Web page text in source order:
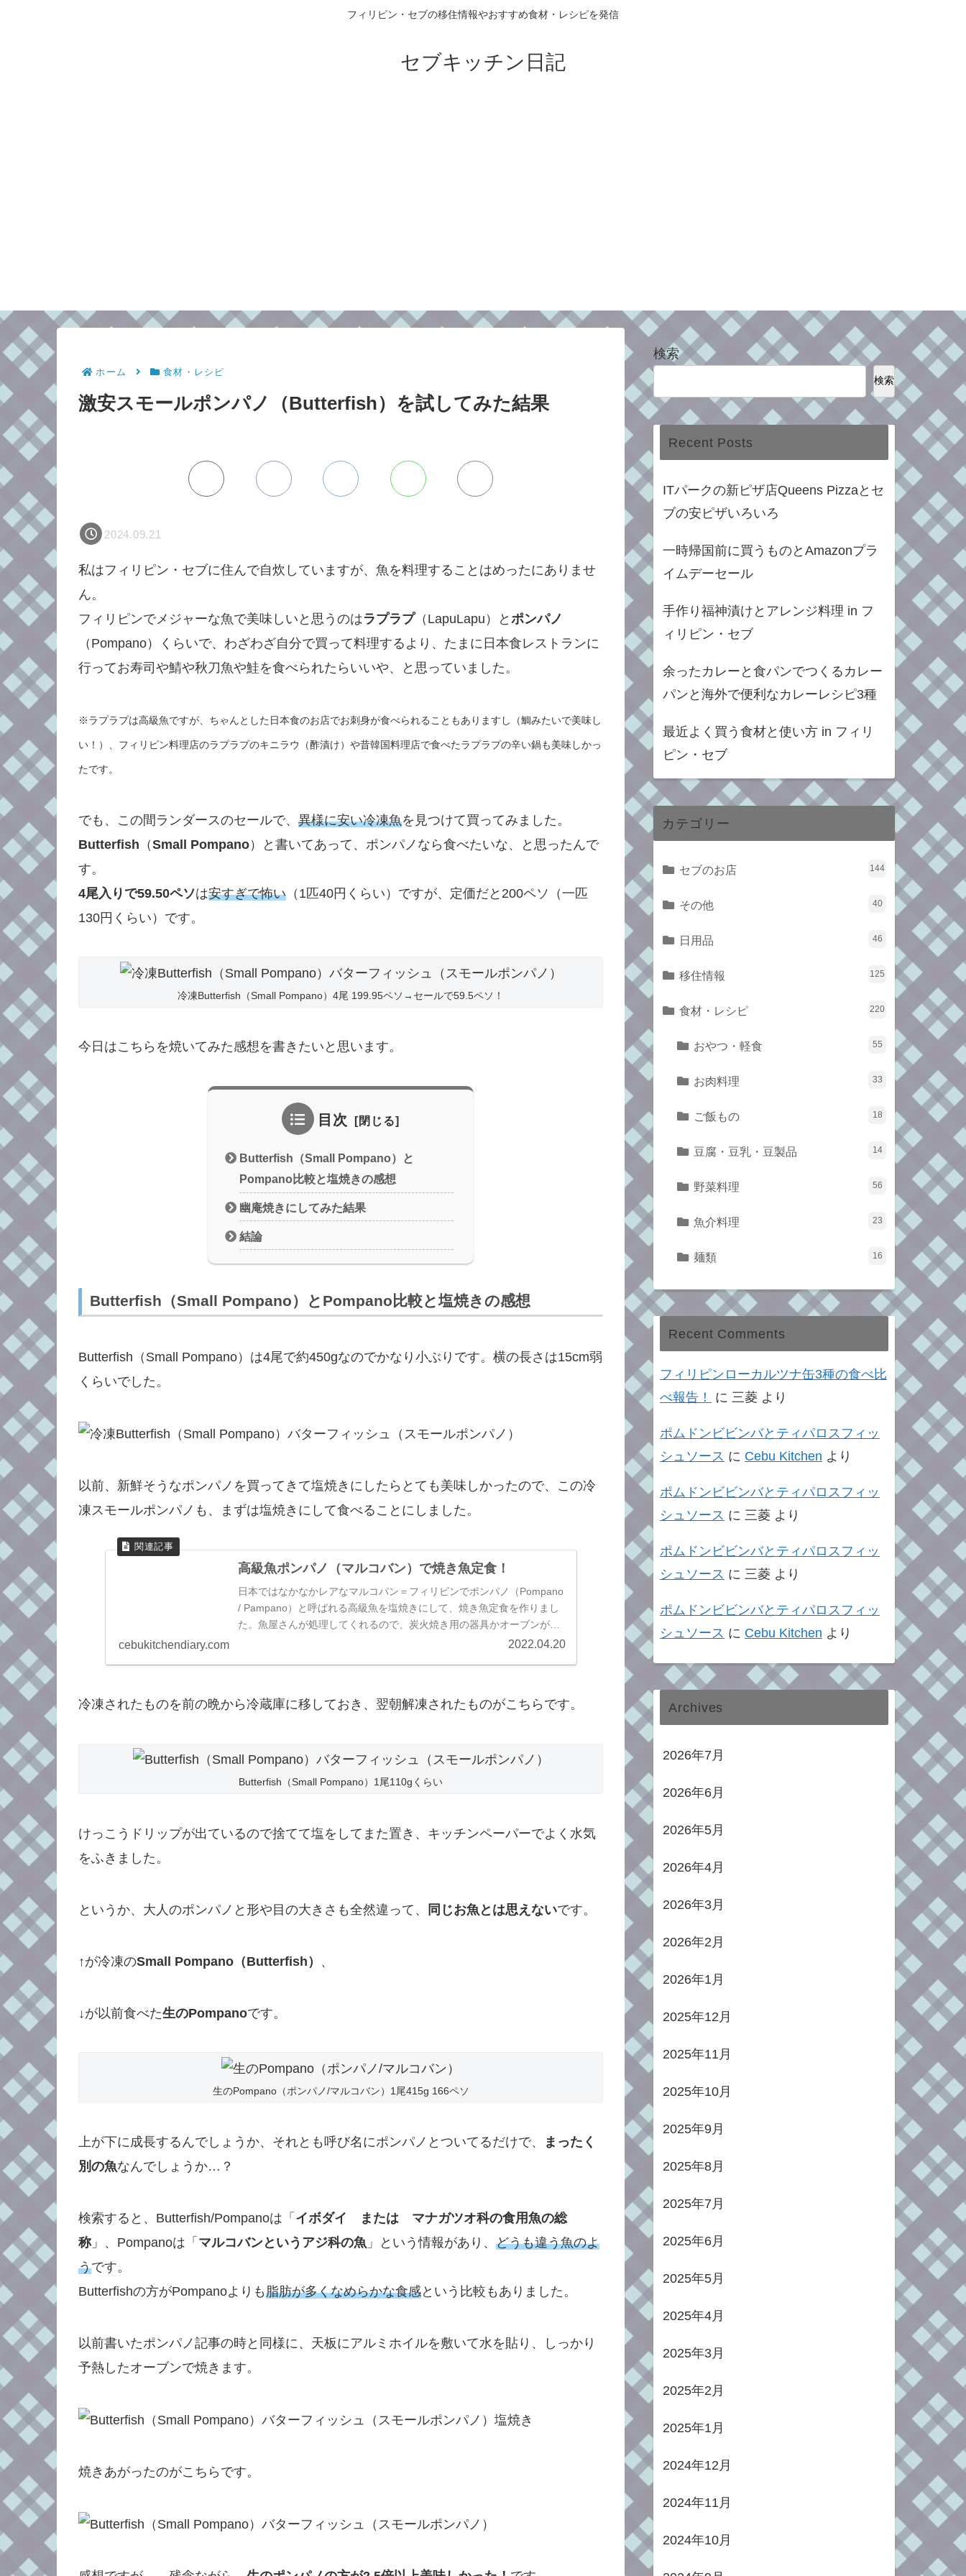
フィリピン・セブの移住情報やおすすめ食材・レシピを発信
セブキッチン日記
ホーム 食材・レシピ
激安スモールポンパノ（Butterfish）を試してみた結果
2024.09.21
私はフィリピン・セブに住んで自炊していますが、魚を料理することはめったにありませ
ん。
フィリピンでメジャーな魚で美味しいと思うのはラプラプ（LapuLapu）と ポンパノ
（Pompano）くらいで、わざわざ自分で買って料理するより、たまに日本食レストランに
行ってお寿司や鯖や秋刀魚や鮭を食べられたらいいや、と思っていました。
※ラプラプは高級魚ですが、ちゃんとした日本食のお店でお刺身が食べられることもありますし（鯛みたいで美味し
い！）、フィリピン料理店のラプラプのキニラウ（酢漬け）や昔韓国料理店で食べたラプラプの辛い鍋も美味しかっ
たです。
でも、この間ランダースのセールで、 異様に安い冷凍魚を見つけて買ってみました。
Butterfish （Small Pompano）と書いてあって、ポンパノなら食べたいな、と思ったんで
す。
4尾入りで59.50ペソは安すぎで怖い （1匹40円くらい）ですが、定価だと200ペソ（一匹
130円くらい）です。
冷凍Butterfish（Small Pompano）4尾 199.95ペソ→セールで59.5ペソ！
今日はこちらを焼いてみた感想を書きたいと思います。
目次
Butterfish（Small Pompano）と
Pompano比較と塩焼きの感想
幽庵焼きにしてみた結果
結論
Butterfish（Small Pompano）とPompano比較と塩焼きの感想
Butterfish（Small Pompano）は4尾で約450gなのでかなり小ぶりです。横の長さは15cm弱
くらいでした。
以前、新鮮そうなポンパノを買ってきて塩焼きにしたらとても美味しかったので、この冷
凍スモールポンパノも、まずは塩焼きにして食べることにしました。
高級魚ポンパノ（マルコバン）で焼き魚定食！
日本ではなかなかレアなマルコバン＝フィリピンでポンパノ（Pompano
/ Pampano）と呼ばれる高級魚を塩焼きにして、焼き魚定食を作りまし
た。魚屋さんが処理してくれるので、炭火焼き用の器具かオーブンがあ
cebukitchendiary.com 2022.04.20
冷凍されたものを前の晩から冷蔵庫に移しておき、翌朝解凍されたものがこちらです。
Butterfish（Small Pompano）1尾110gくらい
けっこうドリップが出ているので捨てて塩をしてまた置き、キッチンペーパーでよく水気
をふきました。
というか、大人のポンパノと形や目の大きさも全然違って、 同じお魚とは思えないです。
↑が冷凍のSmall Pompano（Butterfish） 、
↓が以前食べた生のPompanoです。
生のPompano（ポンパノ/マルコバン）1尾415g 166ペソ
上が下に成長するんでしょうか、それとも呼び名にポンパノとついてるだけで、
まったく
別の魚なんでしょうか…？
検索すると、Butterfish/Pompanoは「 イボダイ または マナガツオ科の食用魚の総
称 」、Pompanoは「 マルコバンというアジ科の魚 」という情報があり、 どうも違う魚のよ
うです。
Butterfishの方がPompanoよりも脂肪が多くなめらかな食感という比較もありました。
以前書いたポンパノ記事の時と同様に、天板にアルミホイルを敷いて水を貼り、しっかり
予熱したオーブンで焼きます。
焼きあがったのがこちらです。
検索
検索
Recent Posts
ITパークの新ピザ店Queens Pizzaとセ
ブの安ピザいろいろ
一時帰国前に買うものとAmazonプラ
イムデーセール
手作り福神漬けとアレンジ料理 in フ
ィリピン・セブ
余ったカレーと食パンでつくるカレー
パンと海外で便利なカレーレシピ3種
最近よく買う食材と使い方 in フィリ
ピン・セブ
カテゴリー
セブのお店 144
その他 40
日用品 46
移住情報 125
食材・レシピ 220
おやつ・軽食 55
お肉料理 33
ご飯もの 18
豆腐・豆乳・豆製品 14
野菜料理 56
魚介料理 23
麺類 16
Recent Comments
フィリピンローカルツナ缶3種の食べ比
べ報告！
に 三菱 より
ポムドンビビンバとティパロスフィッ
シュソース に Cebu Kitchen より
ポムドンビビンバとティパロスフィッ
シュソース に 三菱 より
ポムドンビビンバとティパロスフィッ
シュソース に 三菱 より
ポムドンビビンバとティパロスフィッ
シュソース に Cebu Kitchen より
Archives
2026年7月
2026年6月
2026年5月
2026年4月
2026年3月
2026年2月
2026年1月
2025年12月
2025年11月
2025年10月
2025年9月
2025年8月
2025年7月
2025年6月
2025年5月
2025年4月
2025年3月
2025年2月
2025年1月
2024年12月
2024年11月
2024年10月